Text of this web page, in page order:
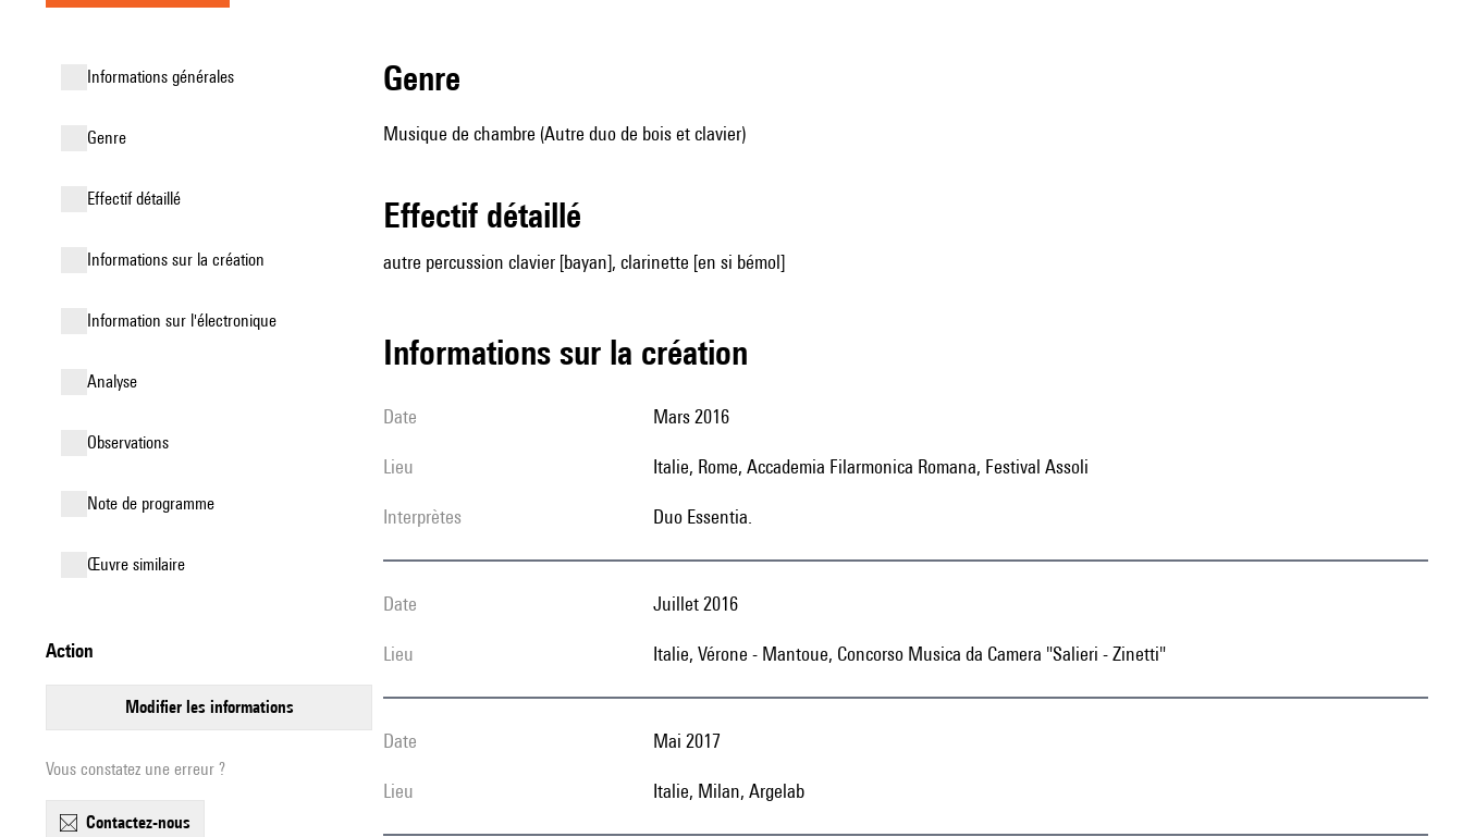
informations générales
genre
effectif détaillé
informations sur la création
Information sur l'électronique
analyse
observations
Note de programme
œuvre similaire
action
modifier les informations
Vous constatez une erreur ?
contactez-nous
genre
Musique de chambre (Autre duo de bois et clavier)
effectif détaillé
autre percussion clavier [bayan], clarinette [en si bémol]
informations sur la création
date Mars 2016
lieu Italie, Rome, Accademia Filarmonica Romana, Festival Assoli
interprètes Duo Essentia.
date Juillet 2016
lieu Italie, Vérone - Mantoue, Concorso Musica da Camera "Salieri - Zinetti"
date Mai 2017
lieu Italie, Milan, Argelab